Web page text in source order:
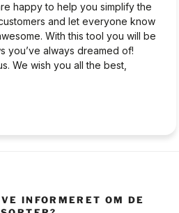
happy to help you simplify the
and let everyone know
With this tool you will be
you’ve always dreamed of!
We wish you all the best,
INFORMERET OM DE